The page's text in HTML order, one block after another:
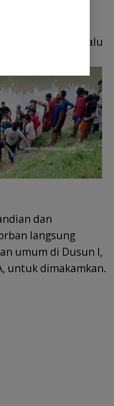
kepada pihak
Morawa
Kepala Desa Dalu
dan
langsung
umum di Dusun I,
untuk dimakamkan.